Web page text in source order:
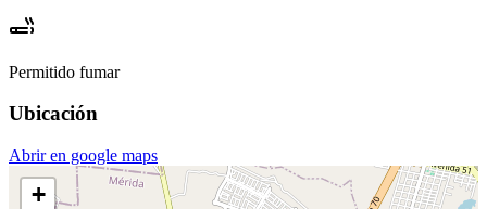
Permitido fumar
Ubicación
Abrir en google maps
+